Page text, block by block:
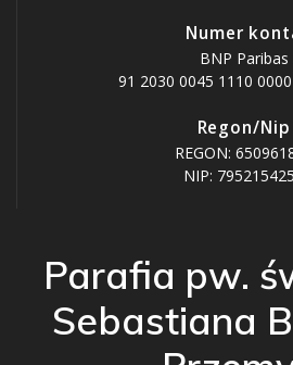
Numer
BNP Paribas
91 2030 0045 1110
Regon/Nip
REGON:
NIP:
Parafia pw.
Sebastiana